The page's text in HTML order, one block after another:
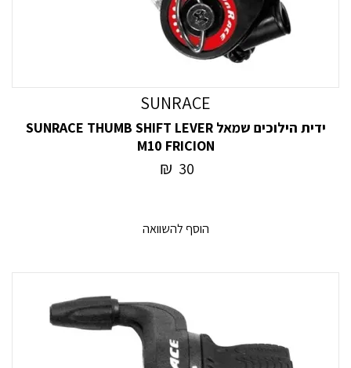
SUNRACE
ידית הילוכים שמאל SUNRACE THUMB SHIFT LEVER
M10 FRICION
30
₪
הוסף להשוואה